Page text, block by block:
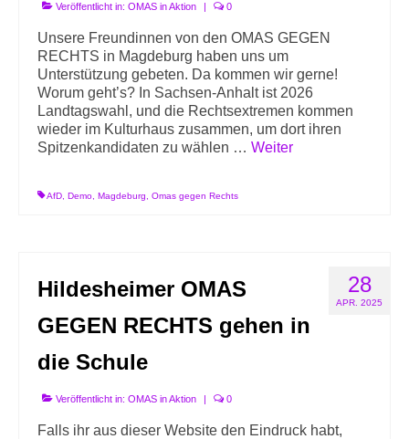
Veröffentlicht in: OMAS in Aktion | 0
Unsere Freundinnen von den OMAS GEGEN
RECHTS in Magdeburg haben uns um
Unterstützung gebeten. Da kommen wir gerne!
Worum geht’s? In Sachsen-Anhalt ist 2026
Landtagswahl, und die Rechtsextremen kommen
wieder im Kulturhaus zusammen, um dort ihren
Spitzenkandidaten zu wählen … Weiter
AfD Demo Magdeburg Omas gegen Rechts
28
APR. 2025
Hildesheimer OMAS
GEGEN RECHTS gehen in
die Schule
Veröffentlicht in: OMAS in Aktion | 0
Falls ihr aus dieser Website den Eindruck habt,